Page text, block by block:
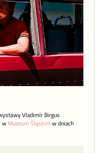
Vladimír Birgus
w Muzeum Śląskimw dniach